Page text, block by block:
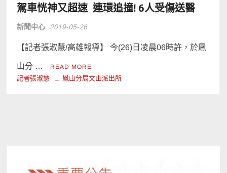
駕車恍神又超速 連環追撞! 6人受傷送醫
新聞中心 2019-05-26
【記者張淑慧/高雄報導】 今(26)日凌晨06時許，於鳳
山分 … READ MORE
記者張淑慧 鳳山分局文山派出所